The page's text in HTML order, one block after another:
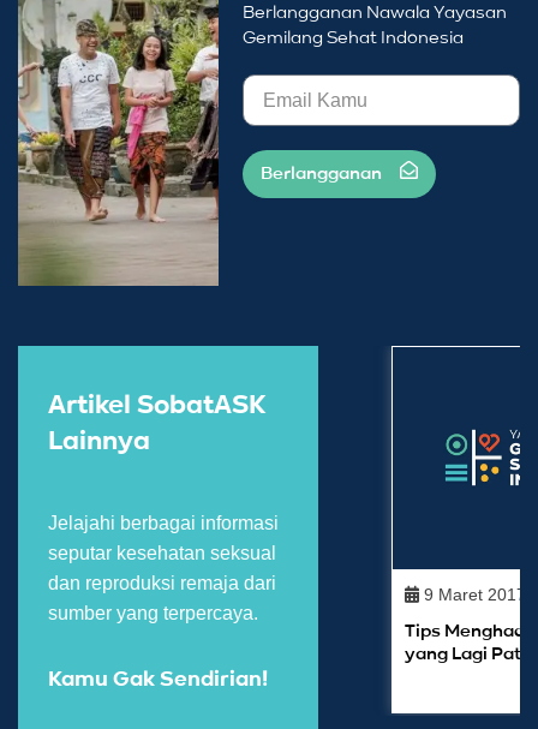
Berlangganan Nawala Yayasan
Gemilang Sehat Indonesia
Berlangganan
Artikel SobatASK
Lainnya
Jelajahi berbagai informasi
seputar kesehatan seksual
dan reproduksi remaja dari
sumber yang terpercaya.
Kamu Gak Sendirian!
9 Maret 2017
Tips
yang Lagi